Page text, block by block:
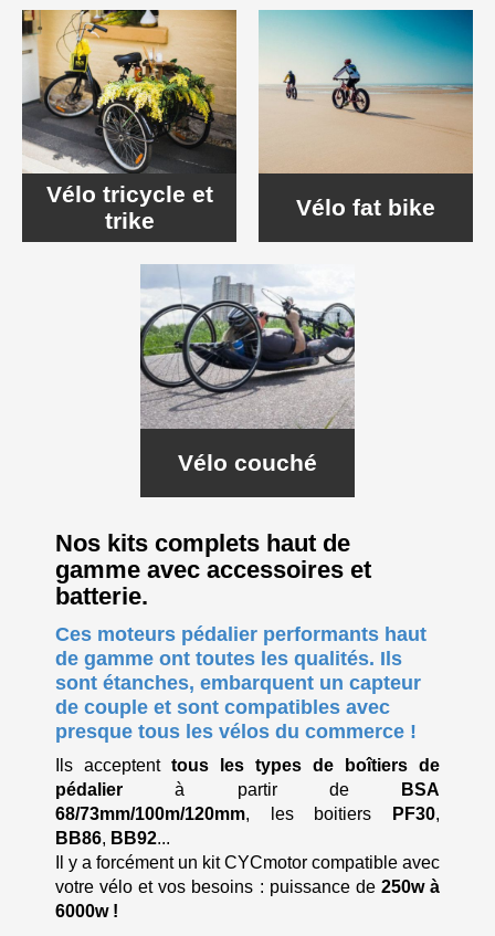
Vélo tricycle et
trike
Vélo fat bike
Vélo couché
Nos kits complets haut de
gamme avec accessoires et
batterie.
Ces moteurs pédalier performants haut
de gamme ont toutes les qualités. Ils
sont étanches, embarquent un capteur
de couple et sont compatibles avec
presque tous les vélos du commerce !
Ils acceptent tous les types de boîtiers de
pédalierà partir de
BSA
68/73mm/100m/120mm, les boitiers PF30,
BB86, BB92...
Il y a forcément un kit CYCmotor compatible avec
votre vélo et vos besoins : puissance de 250w à
6000w !